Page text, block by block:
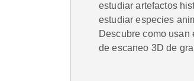
estudiar artefactos
estudiar especies
Descubre como
de escaneo 3D de